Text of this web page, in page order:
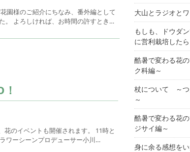
園様のご紹介にちなみ、番外編として
。 よろしければ、お時間の許すとき…
のイベントも開催されます。 11時と
ワーシーンプロデューサー小川…
大山とラジオと
もしも、ドウダ
に営利栽培したら
酷暑で変わる花
ク科編～
杖について ～つ
～
酷暑で変わる花
ジサイ編～
身に余る感想を